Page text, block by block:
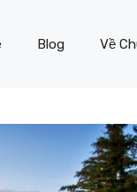
Blog Về